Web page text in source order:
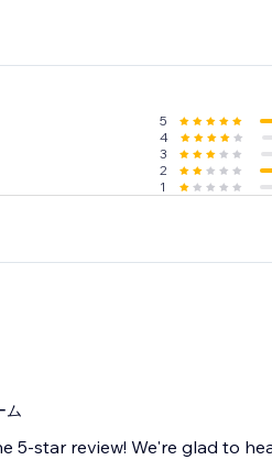
5
4
3
2
1
ム
5-star review! We're glad to